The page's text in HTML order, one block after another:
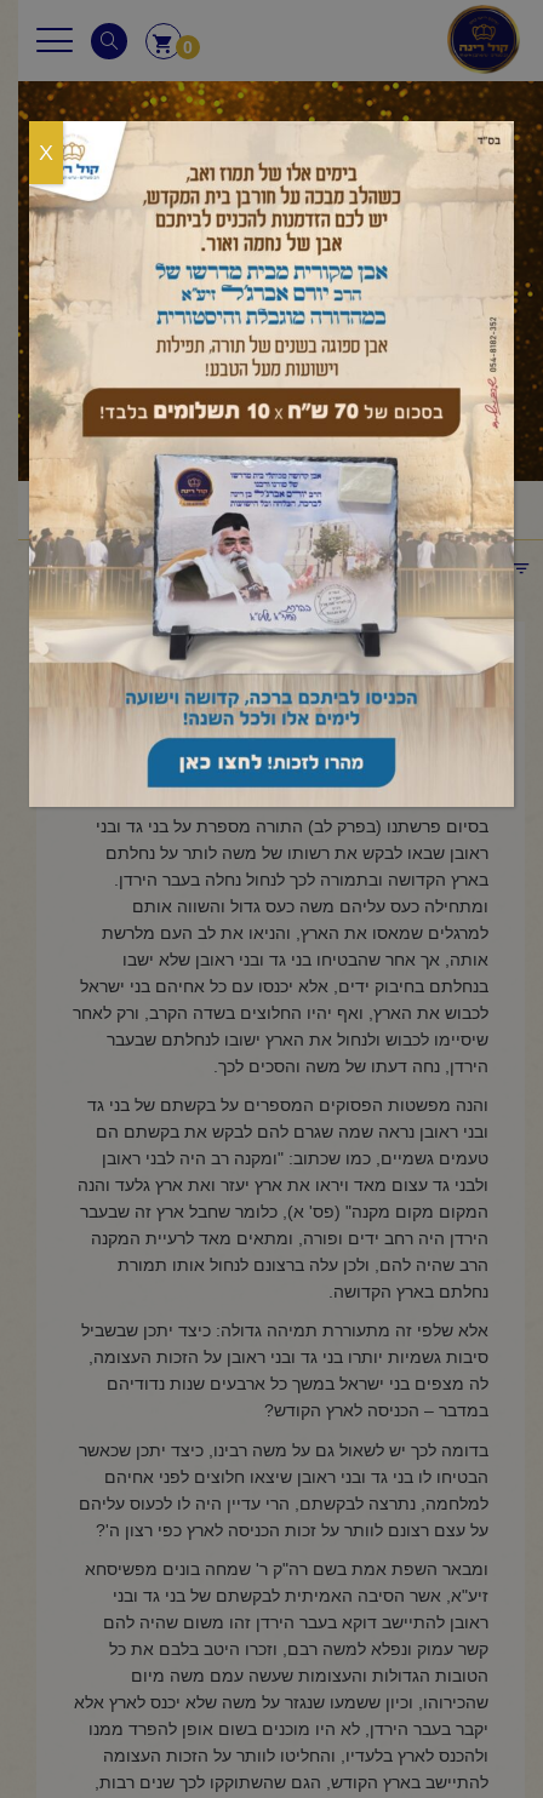
0
מאמר לשבת
ראשי/מאמר לשבת/ במדבר/מטות/ פרשת מטות – מסעי
תפריט קטגוריות
פרשת מטות – מסעי
כ"ט תמוז תשפ"ה
קנין ברב
בסיום פרשתנו (בפרק לב) התורה מספרת על בני גד ובני
ראובן שבאו לבקש את רשותו של משה לותר על נחלתם
בארץ הקדושה ובתמורה לכך לנחול נחלה בעבר הירדן.
ומתחילה כעס עליהם משה כעס גדול והשווה אותם
למרגלים שמאסו את הארץ, והניאו את לב העם מלרשת
אותה, אך אחר שהבטיחו בני גד ובני ראובן שלא ישבו
בנחלתם בחיבוק ידים, אלא יכנסו עם כל אחיהם בני ישראל
לכבוש את הארץ, ואף יהיו החלוצים בשדה הקרב, ורק לאחר
שיסיימו לכבוש ולנחול את הארץ ישובו לנחלתם שבעבר
הירדן, נחה דעתו של משה והסכים לכך.
והנה מפשטות הפסוקים המספרים על בקשתם של בני גד
ובני ראובן נראה שמה שגרם להם לבקש את בקשתם הם
טעמים גשמיים, כמו שכתוב: "ומקנה רב היה לבני ראובן
ולבני גד עצום מאד ויראו את ארץ יעזר ואת ארץ גלעד והנה
המקום מקום מקנה" (פס' א), כלומר שחבל ארץ זה שבעבר
הירדן היה רחב ידים ופורה, ומתאים מאד לרעיית המקנה
הרב שהיה להם, ולכן עלה ברצונם לנחול אותו תמורת
נחלתם בארץ הקדושה.
אלא שלפי זה מתעוררת תמיהה גדולה: כיצד יתכן שבשביל
סיבות גשמיות יותרו בני גד ובני ראובן על הזכות העצומה,
לה מצפים בני ישראל במשך כל ארבעים שנות נדודיהם
במדבר – הכניסה לארץ הקודש?
בדומה לכך יש לשאול גם על משה רבינו, כיצד יתכן שכאשר
הבטיחו לו בני גד ובני ראובן שיצאו חלוצים לפני אחיהם
למלחמה, נתרצה לבקשתם, הרי עדיין היה לו לכעוס עליהם
על עצם רצונם לוותר על זכות הכניסה לארץ כפי רצון ה'?
ומבאר השפת אמת בשם רה"ק ר' שמחה בונים מפשיסחא
זיע"א, אשר הסיבה האמיתית לבקשתם של בני גד ובני
ראובן להתיישב דוקא בעבר הירדן זהו משום שהיה להם
קשר עמוק ונפלא למשה רבם, וזכרו היטב בלבם את כל
הטובות הגדולות והעצומות שעשה עמם משה מיום
שהכירוהו, וכיון ששמעו שנגזר על משה שלא יכנס לארץ אלא
יקבר בעבר הירדן, לא היו מוכנים בשום אופן להפרד ממנו
ולהכנס לארץ בלעדיו, והחליטו לוותר על הזכות העצומה
להתיישב בארץ הקודש, הגם שהשתוקקו לכך שנים רבות,
X